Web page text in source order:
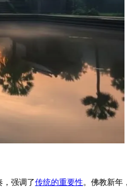
，强调了传统的重要性。佛教新年